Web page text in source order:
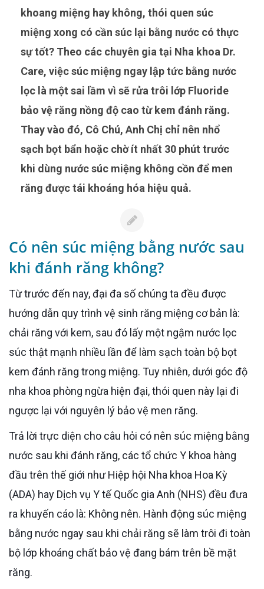
khoang miệng hay không, thói quen súc
miệng xong có cần súc lại bằng nước có thực
sự tốt? Theo các chuyên gia tại Nha khoa Dr.
Care, việc súc miệng ngay lập tức bằng nước
lọc là một sai lầm vì sẽ rửa trôi lớp Fluoride
bảo vệ răng nồng độ cao từ kem đánh răng.
Thay vào đó, Cô Chú, Anh Chị chỉ nên nhổ
sạch bọt bẩn hoặc chờ ít nhất 30 phút trước
khi dùng nước súc miệng không cồn để men
răng được tái khoáng hóa hiệu quả.
Có nên súc miệng bằng nước sau
khi đánh răng không?
Từ trước đến nay, đại đa số chúng ta đều được
hướng dẫn quy trình vệ sinh răng miệng cơ bản là:
chải răng với kem, sau đó lấy một ngậm nước lọc
súc thật mạnh nhiều lần để làm sạch toàn bộ bọt
kem đánh răng trong miệng. Tuy nhiên, dưới góc độ
nha khoa phòng ngừa hiện đại, thói quen này lại đi
ngược lại với nguyên lý bảo vệ men răng.
Trả lời trực diện cho câu hỏi có nên súc miệng bằng
nước sau khi đánh răng, các tổ chức Y khoa hàng
đầu trên thế giới như Hiệp hội Nha khoa Hoa Kỳ
(ADA) hay Dịch vụ Y tế Quốc gia Anh (NHS) đều đưa
ra khuyến cáo là: Không nên. Hành động súc miệng
bằng nước ngay sau khi chải răng sẽ làm trôi đi toàn
bộ lớp khoáng chất bảo vệ đang bám trên bề mặt
răng.